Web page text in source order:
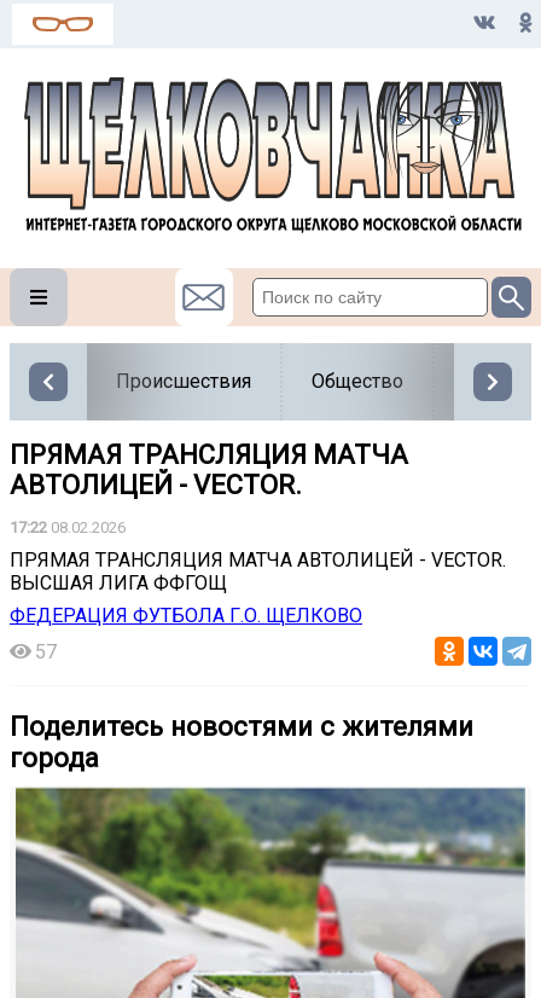
Происшествия Общество Власть
ПРЯМАЯ ТРАНСЛЯЦИЯ МАТЧА
АВТОЛИЦЕЙ - VECTOR.
17:22 08.02.2026
ПРЯМАЯ ТРАНСЛЯЦИЯ МАТЧА АВТОЛИЦЕЙ - VECTOR.
ВЫСШАЯ ЛИГА ФФГОЩ
ФЕДЕРАЦИЯ ФУТБОЛА Г.О. ЩЕЛКОВО
57
Поделитесь новостями с жителями
города